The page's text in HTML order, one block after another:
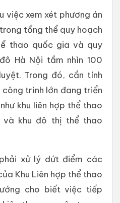
việc xem xét phương án
tổng thể quy hoạch
thao quốc gia và quy
Hà Nội tầm nhìn 100
Trong đó, cần tính
trình lớn đang triển
khu liên hợp thể thao
và khu đô thị thể thao
xử lý dứt điểm các
Khu Liên hợp thể thao
cho biết việc tiếp